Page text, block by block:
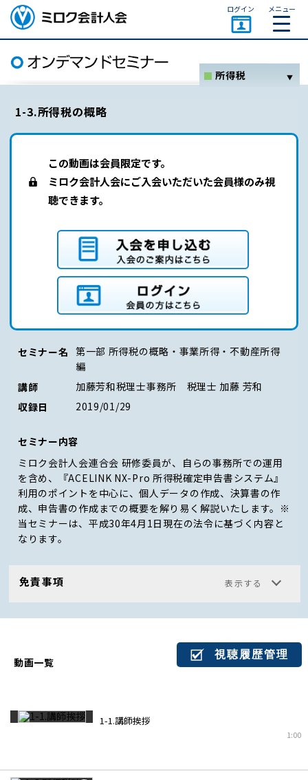
ミロク会計人会 MIROKU
ACCOUNTING PERSON
ASSOCIATION
ログイン メニュー
所得税
資産税関係
セミナー一覧
オンデマンドセミナーとは
1-3.所得税の概略
この動画は会員限定です。
ミロク会計人会にご入会いただいた会員様のみ視
聴できます。
入会を申し込む（入会のご案内はこちら）
ログイン（会員の方はこちら）
セミナー名 第一部 所得税の概略・事業所得・不動産所得
編
講師
加藤芳和税理士事務所 税理士 加藤 芳和
収録日
2019/01/29
セミナー内容
ミロク会計人会連合会 研修委員が、自らの事務所での運用
を含め、『ACELINK NX-Pro 所得税確定申告書システム』
利用のポイントを中心に、個人データの作成、決算書の作
成、申告書の作成までの概要を解り易く解説いたします。※
当セミナーは、平成30年4月1日現在の法令に基づく内容と
なります。
免責事項
視聴履歴管理
動画一覧
1-1.講師挨拶
1:00